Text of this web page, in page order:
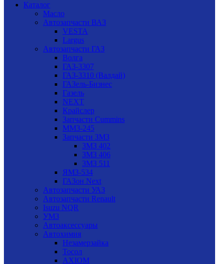
Каталог
Масло
Автозапчасти ВАЗ
VESTA
Largus
Автозапчасти ГАЗ
Волга
ГАЗ-3307
ГАЗ-3310 (Валдай)
ГАЗель-Бизнес
Газель
NEXT
Крайслер
Запчасти Cummins
ММЗ-245
Запчасти ЗМЗ
ЗМЗ 402
ЗМЗ 406
ЗМЗ 511
ЯМЗ-534
ГАЗон Next
Автозапчасти УАЗ
Автозапчасти Renault
Isuzu NQR
УМЗ
Автоаксессуары
Автохимия
Незамерзайка
Тосол
AXIOM